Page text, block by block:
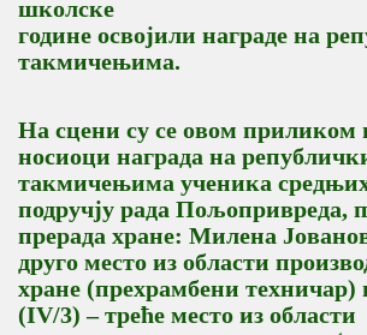
школске
године освојили награде на
такмичењима.
На сцени су се овом
носиоци награда на
такмичењима ученика
подручју рада Пољопривреда,
прерада хране: Милена
друго место из области
хране (прехрамбени техничар)
(IV/3) – треће место из области